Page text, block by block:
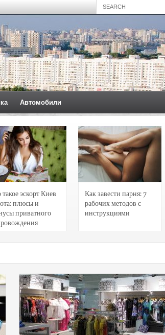
Автомобили
эскорт Киев
плюсы и
приватного
Как завести парня: 7
рабочих методов с
инструкциями